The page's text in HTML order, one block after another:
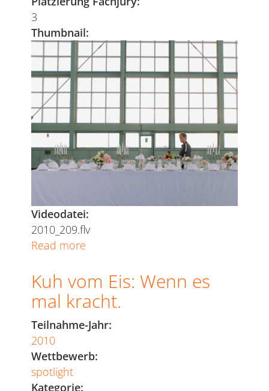
3
Thumbnail:
Videodatei:
2010_209.flv
Read more
1000
RR
Tabletrick
Kuh vom Eis: Wenn es
mal kracht.
Teilnahme-Jahr:
2010
Wettbewerb:
spotlight
Kategorie: